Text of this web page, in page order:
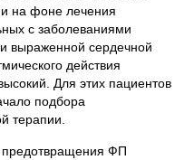
на фоне лечения
с заболеваниями
выраженной сердечной
действия
Для этих пациентов
подбора
терапии.
ФП